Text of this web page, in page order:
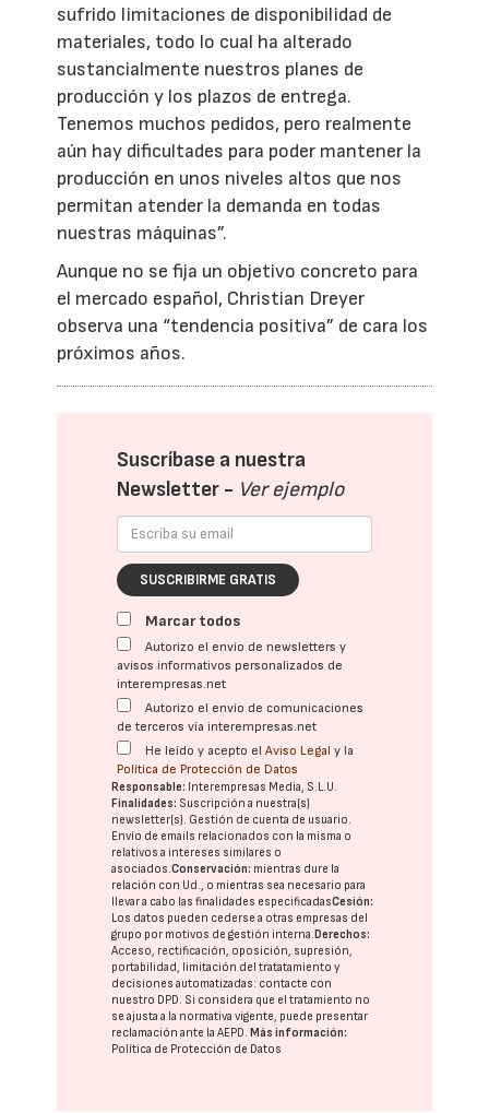
sufrido limitaciones de disponibilidad de
materiales, todo lo cual ha alterado
sustancialmente nuestros planes de
producción y los plazos de entrega.
Tenemos muchos pedidos, pero realmente
aún hay dificultades para poder mantener la
producción en unos niveles altos que nos
permitan atender la demanda en todas
nuestras máquinas”.
Aunque no se fija un objetivo concreto para
el mercado español, Christian Dreyer
observa una “tendencia positiva” de cara los
próximos años.
Suscríbase a nuestra
Newsletter - Ver ejemplo
SUSCRIBIRME GRATIS
Marcar todos
Autorizo el envío de newsletters y
avisos informativos personalizados de
interempresas.net
Autorizo el envío de comunicaciones
de terceros vía interempresas.net
He leído y acepto elAviso Legal y la
Política de Protección de Datos
Responsable: Interempresas Media, S.L.U.
Finalidades: Suscripción a nuestra(s)
newsletter(s). Gestión de cuenta de usuario.
Envío de emails relacionados con la misma o
relativos a intereses similares o
asociados.Conservación: mientras dure la
relación con Ud., o mientras sea necesario para
llevar a cabo las finalidades especificadasCesión:
Los datos pueden cederse a otras empresas del
grupo por motivos de gestión interna.Derechos:
Acceso, rectificación, oposición, supresión,
portabilidad, limitación del tratatamiento y
decisiones automatizadas: contacte con
nuestro DPD. Si considera que el tratamiento no
se ajusta a la normativa vigente, puede presentar
reclamación ante laAEPD.Más información:
Política de Protección de Datos